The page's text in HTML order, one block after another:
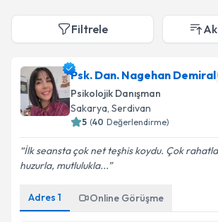
Filtrele
Psk. Dan. Nagehan Demiral
Psikolojik Danışman
Sakarya, Serdivan
5 (40 Değerlendirme)
İlk seansta çok net teşhis koydu. Çok
huzurla, mutlulukla...
Adres 1 Online Görüşme